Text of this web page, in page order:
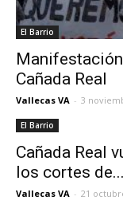
El Barrio
Cañada Real
Vallecas VA - 3
El Barrio
Cañada Real
los cortes de...
Vallecas VA - 21